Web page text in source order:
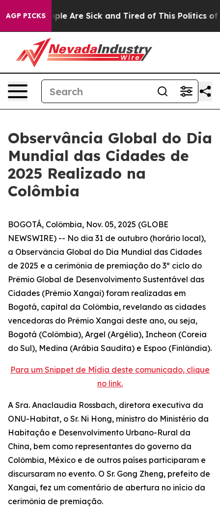
AGP PICKS“People Are Sick and Tired of This Politics of
Observância Global do Dia
Mundial das Cidades de
2025 Realizado na
Colômbia
BOGOTÁ, Colômbia, Nov. 05, 2025 (GLOBE
NEWSWIRE) -- No dia 31 de outubro (horário local),
a Observância Global do Dia Mundial das Cidades
de 2025 e a cerimônia de premiação do 3º ciclo do
Prêmio Global de Desenvolvimento Sustentável das
Cidades (Prêmio Xangai) foram realizadas em
Bogotá, capital da Colômbia, revelando as cidades
vencedoras do Prêmio Xangai deste ano, ou seja,
Bogotá (Colômbia), Argel (Argélia), Incheon (Coreia
do Sul), Medina (Arábia Saudita) e Espoo (Finlândia).
Para um Snippet de Mídia deste comunicado, clique
no link.
A Sra. Anaclaudia Rossbach, diretora executiva da
ONU-Habitat, o Sr. Ni Hong, ministro do Ministério da
Habitação e Desenvolvimento Urbano-Rural da
China, bem como representantes do governo da
Colômbia, México e de outros países participaram e
discursaram no evento. O Sr. Gong Zheng, prefeito de
Xangai, fez um comentário de abertura no início da
cerimônia de premiação.